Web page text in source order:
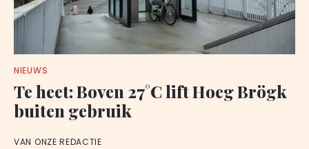
NIEUWS
Te heet: Boven 27°C lift Hoeg Brögk
buiten gebruik
VAN ONZE REDACTIE